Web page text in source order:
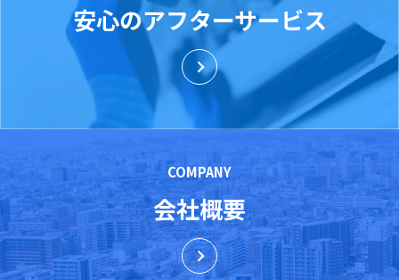
安心のアフターサービス
COMPANY
会社概要